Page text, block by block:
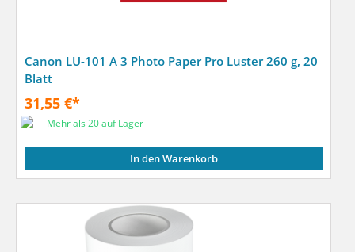
Canon LU-101 A 3 Photo Paper Pro Luster 260 g, 20
Blatt
31,55 €*
Mehr als 20 auf Lager
In den Warenkorb